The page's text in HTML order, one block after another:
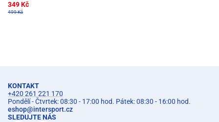
349 Kč
499 Kč
KONTAKT
+420 261 221 170
Pondělí - Čtvrtek: 08:30 - 17:00 hod. Pátek: 08:30 - 16:00 hod.
eshop@intersport.cz
SLEDUJTE NÁS